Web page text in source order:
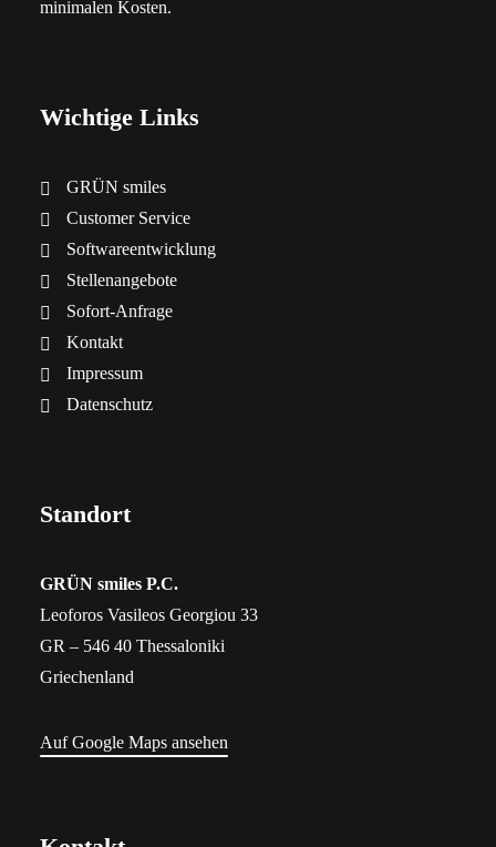
minimalen Kosten.
Wichtige Links
GRÜN smiles
Customer Service
Softwareentwicklung
Stellenangebote
Sofort-Anfrage
Kontakt
Impressum
Datenschutz
Standort
​GRÜN smiles P.C.
Leoforos Vasileos Georgiou 33
GR – 546 40 Thessaloniki
Griechenland
Auf Google Maps ansehen